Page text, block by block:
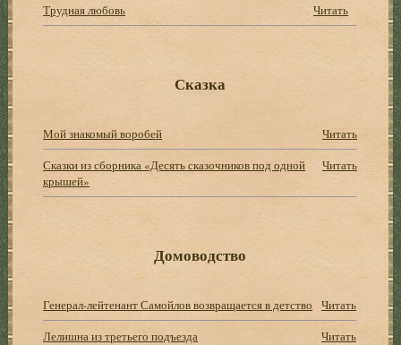
Трудная любовь
Читать
Сказка
Мой знакомый воробей
Читать
Сказки из сборника «Десять сказочников под одной
крышей»
Читать
Домоводство
Генерал-лейтенант Самойлов возвращается в детство
Читать
Лелишна из третьего подъезда
Читать